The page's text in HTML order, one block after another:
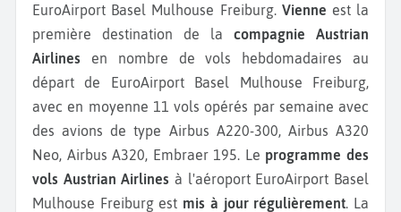
EuroAirport Basel Mulhouse Freiburg. Vienne est la
première destination de la compagnie Austrian
Airlines en nombre de vols hebdomadaires au
départ de EuroAirport Basel Mulhouse Freiburg,
avec en moyenne 11 vols opérés par semaine avec
des avions de type Airbus A220-300, Airbus A320
Neo, Airbus A320, Embraer 195. Le programme des
vols Austrian Airlines à l'aéroport EuroAirport Basel
Mulhouse Freiburg est mis à jour régulièrement . La